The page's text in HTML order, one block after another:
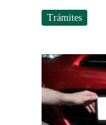
Trámites